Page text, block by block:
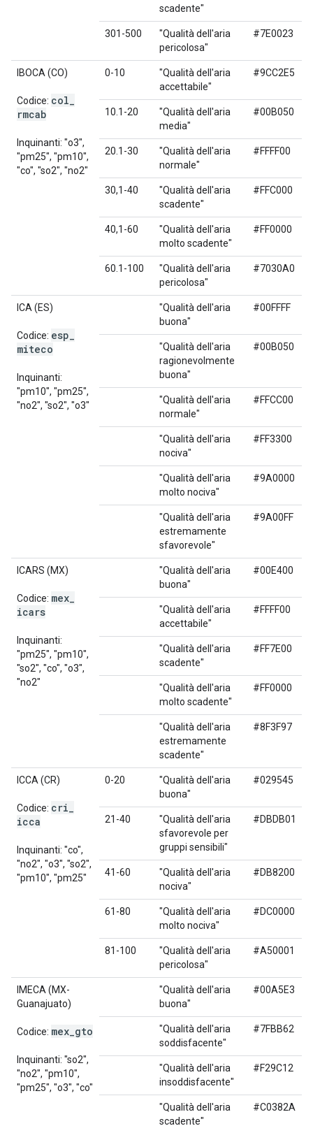
scadente"
301-500
"Qualità dell'aria
pericolosa"
#7E0023
IBOCA (CO)
Codice: col
rmcab
Inquinanti: "o3",
"pm25", "pm10",
"co", "so2", "no2"
0-10
"Qualità dell'aria
accettabile"
#9CC2E5
10.1-20
"Qualità dell'aria
media"
#00B050
20.1-30
"Qualità dell'aria
normale"
#FFFF00
30,1-40
"Qualità dell'aria
scadente"
#FFC000
40,1-60
"Qualità dell'aria
molto scadente"
#FF0000
60.1-100
"Qualità dell'aria
pericolosa"
#7030A0
ICA (ES)
Codice: esp
miteco
Inquinanti:
"pm10", "pm25",
"no2", "so2", "o3"
"Qualità dell'aria
buona"
#00FFFF
"Qualità dell'aria
ragionevolmente
buona"
#00B050
"Qualità dell'aria
normale"
#FFCC00
"Qualità dell'aria
nociva"
#FF3300
"Qualità dell'aria
molto nociva"
#9A0000
"Qualità dell'aria
estremamente
sfavorevole"
#9A00FF
ICARS (MX)
Codice: mex
icars
Inquinanti:
"pm25", "pm10",
"so2", "co", "o3",
"no2"
"Qualità dell'aria
buona"
#00E400
"Qualità dell'aria
accettabile"
#FFFF00
"Qualità dell'aria
scadente"
#FF7E00
"Qualità dell'aria
molto scadente"
#FF0000
"Qualità dell'aria
estremamente
scadente"
#8F3F97
ICCA (CR)
Codice: cri
icca
Inquinanti: "co",
"no2", "o3", "so2",
"pm10", "pm25"
0-20
"Qualità dell'aria
buona"
#029545
21-40
"Qualità dell'aria
sfavorevole per
gruppi sensibili"
#DBDB01
41-60
"Qualità dell'aria
nociva"
#DB8200
61-80
"Qualità dell'aria
molto nociva"
#DC0000
81-100
"Qualità dell'aria
pericolosa"
#A50001
IMECA (MX-
Guanajuato)
Codice: mex gto
Inquinanti: "so2",
"no2", "pm10",
"pm25", "o3", "co"
"Qualità dell'aria
buona"
#00A5E3
"Qualità dell'aria
soddisfacente"
#7FBB62
"Qualità dell'aria
insoddisfacente"
#F29C12
"Qualità dell'aria
scadente"
#C0382A